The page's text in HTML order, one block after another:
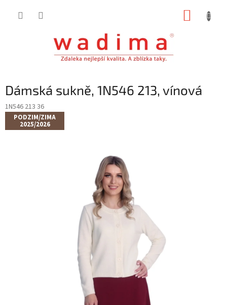
Dámská sukně, 1N546 213, vínová
1N546 213 36
PODZIM/ZIMA
2025/2026